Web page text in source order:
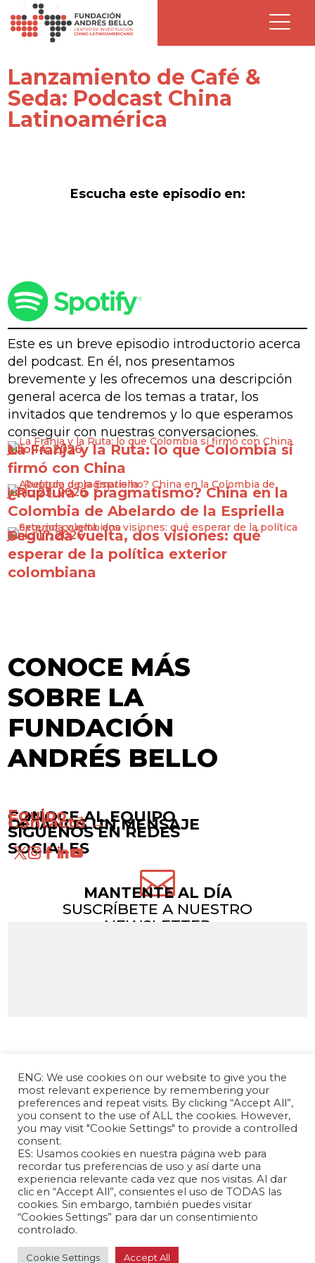
Lanzamiento de Café &
Seda: Podcast China
Latinoamérica
Escucha este episodio en:
Este es un breve episodio introductorio acerca
del podcast. En él, nos presentamos
brevemente y les ofrecemos una descripción
general acerca de los temas a tratar, los
invitados que tendremos y lo que esperamos
conseguir con nuestras conversaciones.
julio 14, 2026
La Franja y la Ruta: lo que Colombia sí
firmó con China
junio 23, 2026
¿Ruptura o pragmatismo? China en la
Colombia de Abelardo de la Espriella
junio 17, 2026
Segunda vuelta, dos visiones: qué
esperar de la política exterior
colombiana
CONOCE MÁS
SOBRE LA
FUNDACIÓN
ANDRÉS BELLO
CONOCE AL EQUIPO
Equipo →
DÉJANOS UN MENSAJE
Contacto →
SÍGUENOS EN REDES
SOCIALES

MANTENTE AL DÍA
SUSCRÍBETE A NUESTRO
NEWSLETTER
La Fundación Andrés Bello – Centro de
Investigación Chino Latinoamericano es una
entidad sin fines de lucro, de carácter
independiente, dedicada a la investigación y
análisis de las relaciones internacionales entre la
República Popular China y los países de América
Latina y el Caribe.
ENG: We use cookies on our website to give you the
most relevant experience by remembering your
preferences and repeat visits. By clicking “Accept All”,
you consent to the use of ALL the cookies. However,
you may visit "Cookie Settings" to provide a controlled
consent.
ES: Usamos cookies en nuestra página web para
recordar tus preferencias de uso y así darte una
experiencia relevante cada vez que nos visitas. Al dar
clic en “Accept All”, consientes el uso de TODAS las
cookies. Sin embargo, también puedes visitar
“Cookies Settings” para dar un consentimiento
controlado.
Cookie Settings Accept All